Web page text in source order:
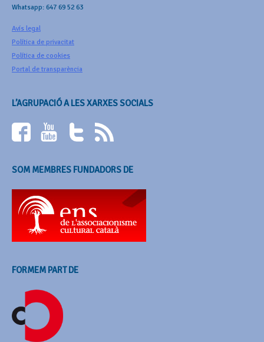
Whatsapp: 647 69 52 63
Avís legal
Política de privacitat
Política de cookies
Portal de transparència
L’AGRUPACIÓ A LES XARXES SOCIALS
SOM MEMBRES FUNDADORS DE
FORMEM PART DE